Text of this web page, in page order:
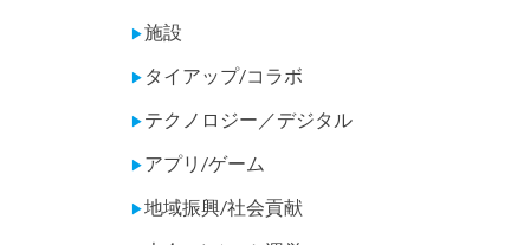
▶施設
▶ タイアップ/コラボ
▶ テクノロジー／デジタル
▶ アプリ/ゲーム
▶地域振興/社会貢献